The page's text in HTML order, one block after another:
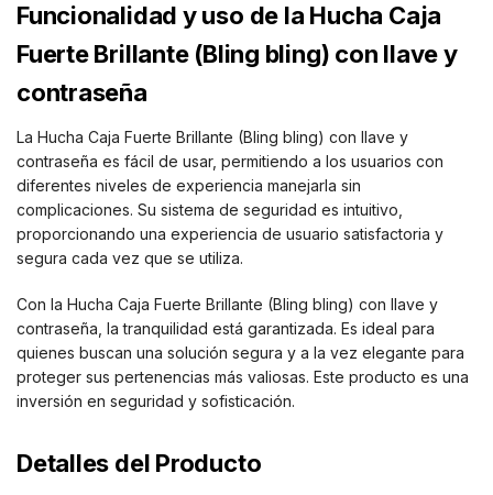
Funcionalidad y uso de la Hucha Caja
Fuerte Brillante (Bling bling) con llave y
contraseña
La Hucha Caja Fuerte Brillante (Bling bling) con llave y
contraseña es fácil de usar, permitiendo a los usuarios con
diferentes niveles de experiencia manejarla sin
complicaciones. Su sistema de seguridad es intuitivo,
proporcionando una experiencia de usuario satisfactoria y
segura cada vez que se utiliza.
Con la Hucha Caja Fuerte Brillante (Bling bling) con llave y
contraseña, la tranquilidad está garantizada. Es ideal para
quienes buscan una solución segura y a la vez elegante para
proteger sus pertenencias más valiosas. Este producto es una
inversión en seguridad y sofisticación.
Detalles del Producto